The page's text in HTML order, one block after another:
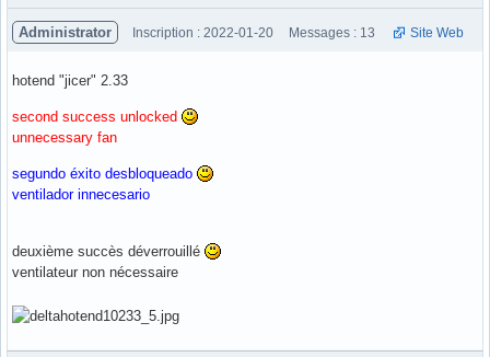
Administrator Inscription : 2022-01-20 Messages : 13 Site Web
hotend "jicer" 2.33
second success unlocked
unnecessary fan
segundo éxito desbloqueado
ventilador innecesario
deuxième succès déverrouillé
ventilateur non nécessaire